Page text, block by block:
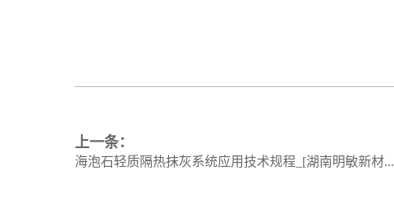
上一条：
海泡石轻质隔热抹灰系统应用技术规程_[湖南明敏新材...